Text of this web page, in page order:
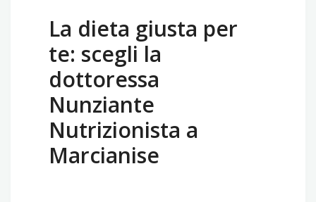
La dieta giusta per
te: scegli la
dottoressa
Nunziante
Nutrizionista a
Marcianise